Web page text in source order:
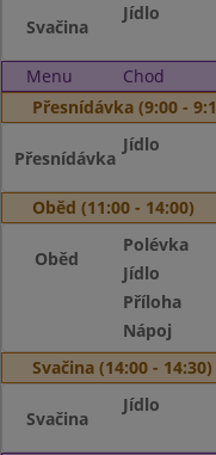
Svačina
Jídlo
Menu Chod
Přesnídávka (9:00 -
Přesnídávka
Jídlo
Oběd (11:00 - 14:00)
Oběd
Polévka
Jídlo
Příloha
Nápoj
Svačina (14:00 - 14:30)
Svačina
Jídlo